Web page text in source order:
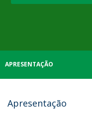
APRESENTAÇÃO
Apresentação